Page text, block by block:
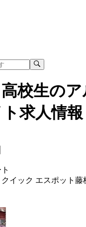
校生のア
ト求人情報
イック エスポット藤